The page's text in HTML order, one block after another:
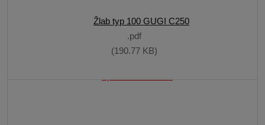
Vpust SW9 A15
pdf
111.23 KB
Vpust pororošt 30x10 B125
pdf
70.53 KB
Žlab typ 100 GUGI C250
pdf
190.77 KB